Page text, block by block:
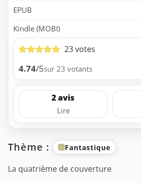
EPUB
Kindle (MOBI)
23 votes
4.74/5sur 23 votants
2 avis
Lire
Thème : Fantastique
La quatrième de couverture